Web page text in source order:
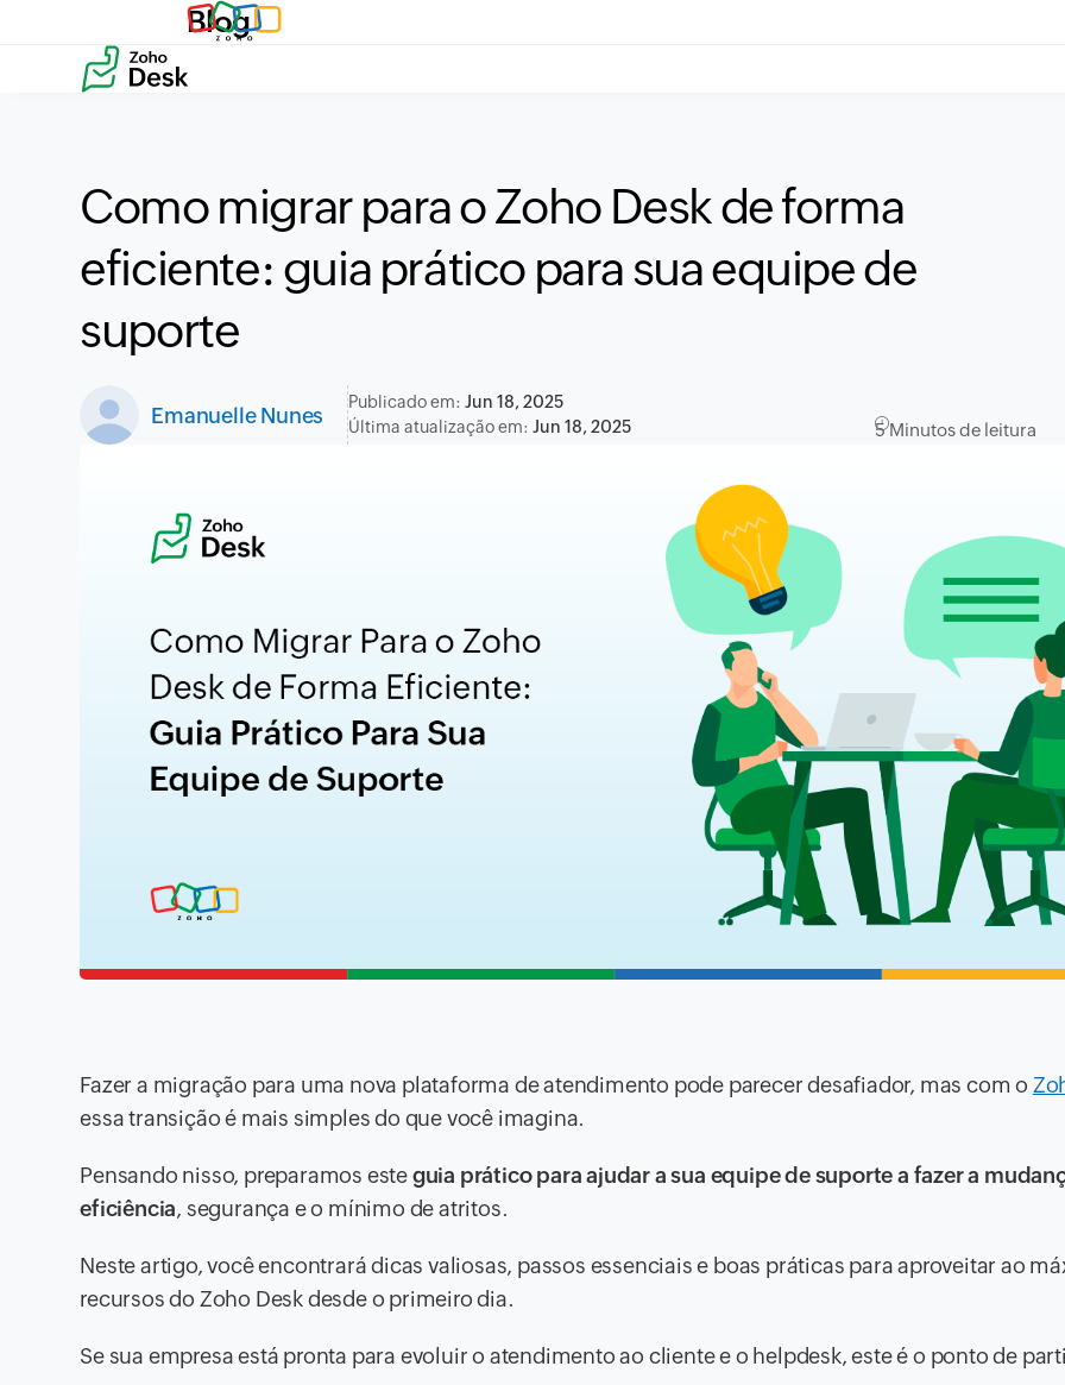
Blog
Como migrar para o Zoho Desk de forma
eficiente: guia prático para sua equipe de
suporte
Emanuelle Nunes
Publicado em:Jun 18, 2025
Última atualização em:Jun 18, 2025 5 Minutos de leitura
Fazer a migração para uma nova plataforma de atendimento pode parecer desafiador, mas com o
essa transição é mais simples do que você imagina.
Pensando nisso, preparamos esteguia prático para ajudar a sua equipe de suporte a fazer a
eficiência, segurança e o mínimo de atritos.
Neste artigo, você encontrará dicas valiosas, passos essenciais e boas práticas para aproveitar ao
recursos do Zoho Desk desde o primeiro dia.
Se sua empresa está pronta para evoluir o atendimento ao cliente e o helpdesk, este é o ponto de